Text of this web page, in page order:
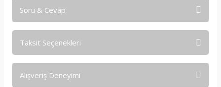
Soru & Cevap
Ürün hakkında henüz soru sorulmamış.
Taksit Seçenekleri
Alışveriş Deneyimi